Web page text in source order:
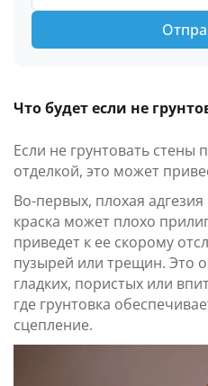
Что будет если не
Если не грунтовать стены
отделкой, это может
Во-первых, плохая адгезия
краска может плохо
приведет к ее скорому
пузырей или трещин. Это
гладких, пористых или
где грунтовка
сцепление.